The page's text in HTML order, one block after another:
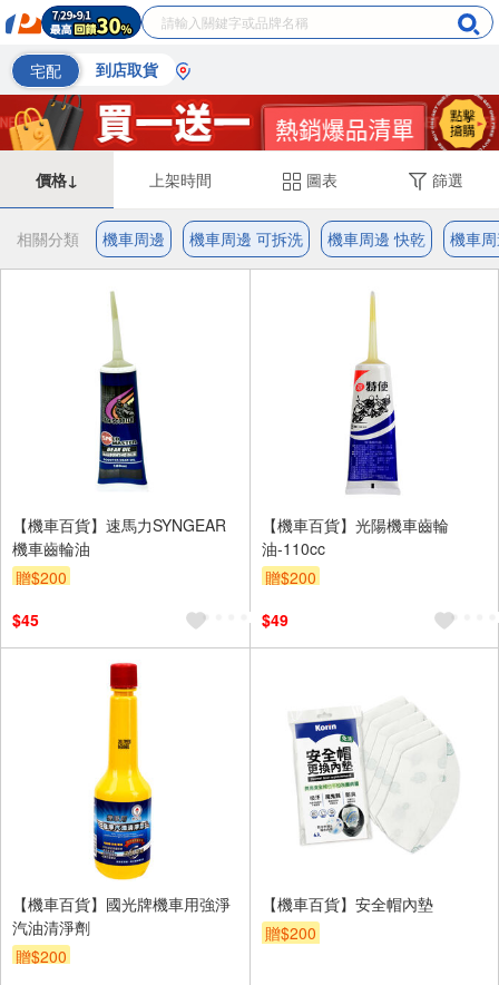
宅配 到店取貨
價格↓ 上架時間 圖表 篩選
相關分類 機車周邊 機車周邊 可拆洗 機車周邊 快乾 機車
【機車百貨】速馬力SYNGEAR
機車齒輪油
贈$200
$45
【機車百貨】光陽機車齒輪
油-110cc
贈$200
$49
【機車百貨】國光牌機車用強淨
汽油清淨劑
贈$200
【機車百貨】安全帽內墊
贈$200